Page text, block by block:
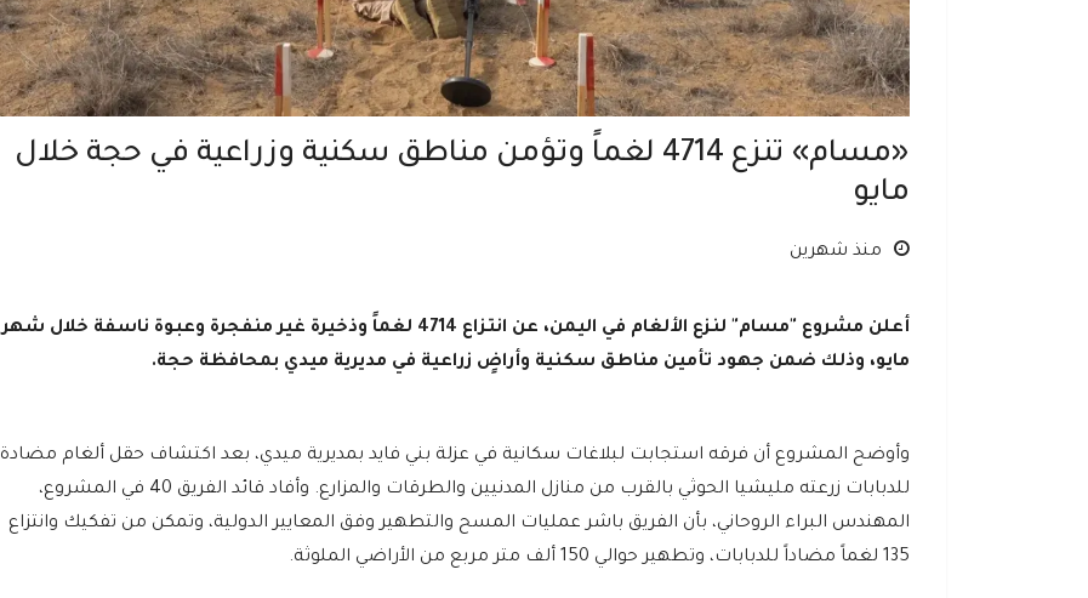
«مسام» تنزع 4714 لغماً وتؤمن مناطق سكنية وزراعية في حجة خلال
مايو
منذ شهرين
أعلن مشروع "مسام" لنزع الألغام في اليمن، عن انتزاع 4714 لغماً وذخيرة غير منفجرة وعبوة ناسفة خلال شهر
مايو، وذلك ضمن جهود تأمين مناطق سكنية وأراضٍ زراعية في مديرية ميدي بمحافظة حجة.
وأوضح المشروع أن فرقه استجابت لبلاغات سكانية في عزلة بني فايد بمديرية ميدي، بعد اكتشاف حقل ألغام مضادة
للدبابات زرعته مليشيا الحوثي بالقرب من منازل المدنيين والطرقات والمزارع. وأفاد قائد الفريق 40 في المشروع،
المهندس البراء الروحاني، بأن الفريق باشر عمليات المسح والتطهير وفق المعايير الدولية، وتمكن من تفكيك وانتزاع
135 لغماً مضاداً للدبابات، وتطهير حوالي 150 ألف متر مربع من الأراضي الملوثة.